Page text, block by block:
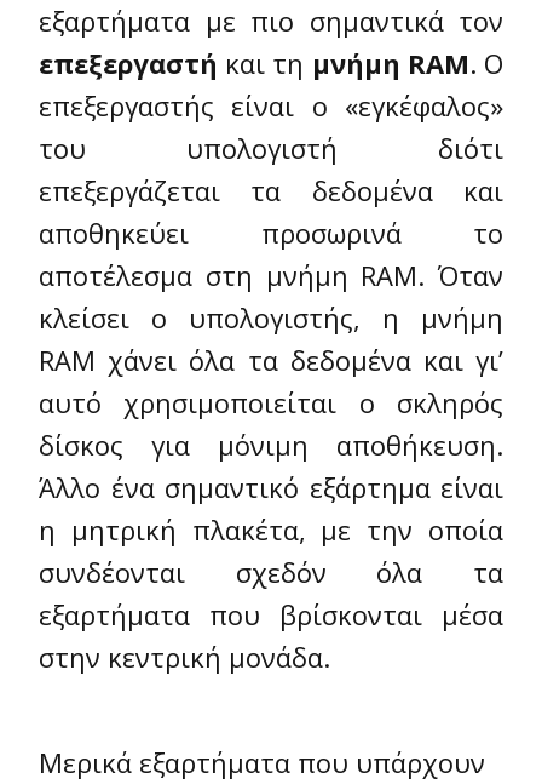
εξαρτήματα με πιο σημαντικά τον
επεξεργαστή και τη μνήμη RAM. Ο
επεξεργαστής είναι ο «εγκέφαλος»
του υπολογιστή διότι
επεξεργάζεται τα δεδομένα και
αποθηκεύει προσωρινά το
αποτέλεσμα στη μνήμη RAM. Όταν
κλείσει ο υπολογιστής, η μνήμη
RAM χάνει όλα τα δεδομένα και γι’
αυτό χρησιμοποιείται ο σκληρός
δίσκος για μόνιμη αποθήκευση.
Άλλο ένα σημαντικό εξάρτημα είναι
η μητρική πλακέτα, με την οποία
συνδέονται σχεδόν όλα τα
εξαρτήματα που βρίσκονται μέσα
στην κεντρική μονάδα.
Μερικά εξαρτήματα που υπάρχουν